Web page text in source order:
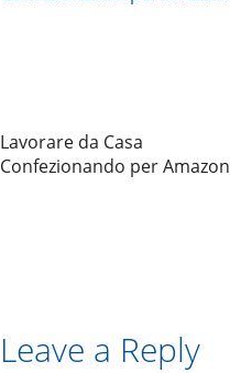
Lavorare da Casa
Confezionando per Amazon
Leave a Reply